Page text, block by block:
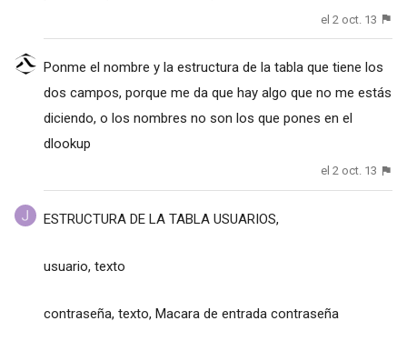
el 2 oct. 13
Ponme el nombre y la estructura de la tabla que tiene los
dos campos, porque me da que hay algo que no me estás
diciendo, o los nombres no son los que pones en el
dlookup
el 2 oct. 13
ESTRUCTURA DE LA TABLA USUARIOS,
usuario, texto
contraseña, texto, Macara de entrada contraseña